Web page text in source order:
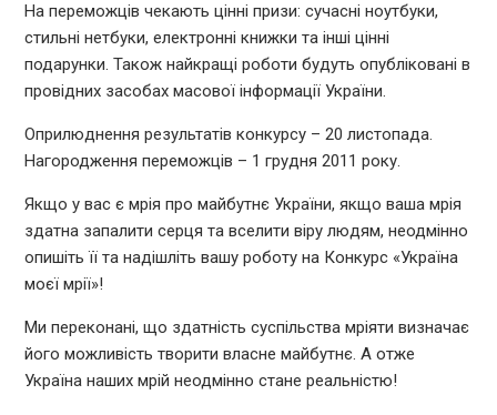
На переможців чекають цінні призи: сучасні ноутбуки,
стильні нетбуки, електронні книжки та інші цінні
подарунки. Також найкращі роботи будуть опубліковані в
провідних засобах масової інформації України.
Оприлюднення результатів конкурсу – 20 листопада.
Нагородження переможців – 1 грудня 2011 року.
Якщо у вас є мрія про майбутнє України, якщо ваша мрія
здатна запалити серця та вселити віру людям, неодмінно
опишіть її та надішліть вашу роботу на Конкурс «Україна
моєї мрії»!
Ми переконані, що здатність суспільства мріяти визначає
його можливість творити власне майбутнє. А отже
Україна наших мрій неодмінно стане реальністю!